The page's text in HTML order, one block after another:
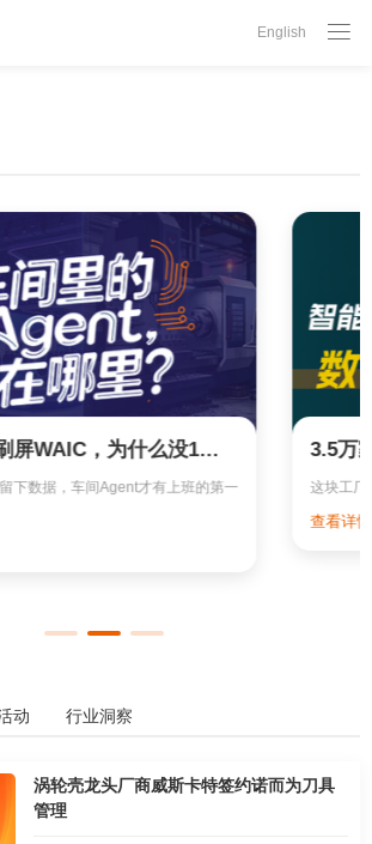

English
100个Agent刷屏WAIC，为什么没1个在机床边？
下数据，车间Agent才有上班的第一
这块工厂
查看详情
动 行业洞察
涡轮壳龙头厂商威斯卡特签约诺而为刀具
管理